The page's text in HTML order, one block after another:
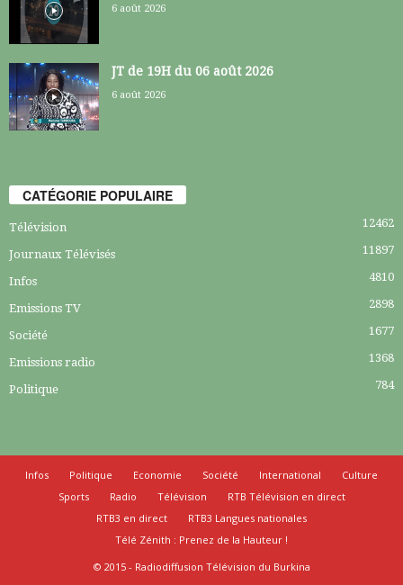
6 août 2026
JT de 19H du 06 août 2026
6 août 2026
CATÉGORIE POPULAIRE
Télévision 12462
Journaux Télévisés 11897
Infos 4810
Emissions TV 2898
Société 1677
Emissions radio 1368
Politique 784
Infos Politique Economie Société International
Culture
Sports
Radio Télévision
RTB Télévision en direct
RTB3 en direct
RTB3 Langues nationales
Télé Zénith : Prenez de la Hauteur !
© 2015 - Radiodiffusion Télévision du Burkina